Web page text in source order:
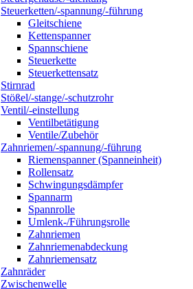
Steuerketten/-spannung/-führung
Gleitschiene
Kettenspanner
Spannschiene
Steuerkette
Steuerkettensatz
Stirnrad
Stößel/-stange/-schutzrohr
Ventil/-einstellung
Ventilbetätigung
Ventile/Zubehör
Zahnriemen/-spannung/-führung
Riemenspanner (Spanneinheit)
Rollensatz
Schwingungsdämpfer
Spannarm
Spannrolle
Umlenk-/Führungsrolle
Zahnriemen
Zahnriemenabdeckung
Zahnriemensatz
Zahnräder
Zwischenwelle